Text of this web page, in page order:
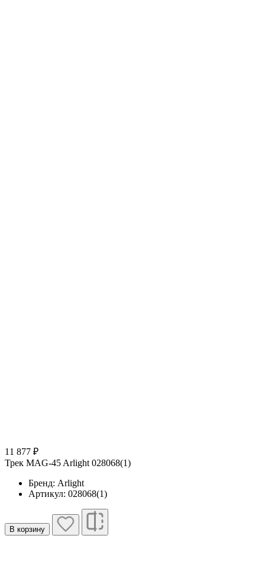
11 877 ₽
Трек MAG-45 Arlight 028068(1)
Бренд: Arlight
Артикул: 028068(1)
В корзину